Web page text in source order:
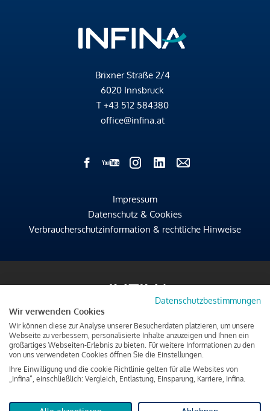
Brixner Straße 2/4
6020 Innsbruck
T +43 512 584380
office@infina.at
Impressum
Datenschutz & Cookies
Verbraucherschutzinformation & rechtliche Hinweise
Datenschutzbestimmungen
Wir verwenden Cookies
Wir können diese zur Analyse unserer Besucherdaten platzieren, um unsere
Webseite zu verbessern, personalisierte Inhalte anzuzeigen und Ihnen ein
großartiges Webseiten-Erlebnis zu bieten. Für weitere Informationen zu den
von uns verwendeten Cookies öffnen Sie die Einstellungen.
Ihre Einwilligung und die cookie Richtlinie gelten für alle Websites von
„Infina“, einschließlich: Vergleich, Entlastung, Einsparung, Karriere, Infina.